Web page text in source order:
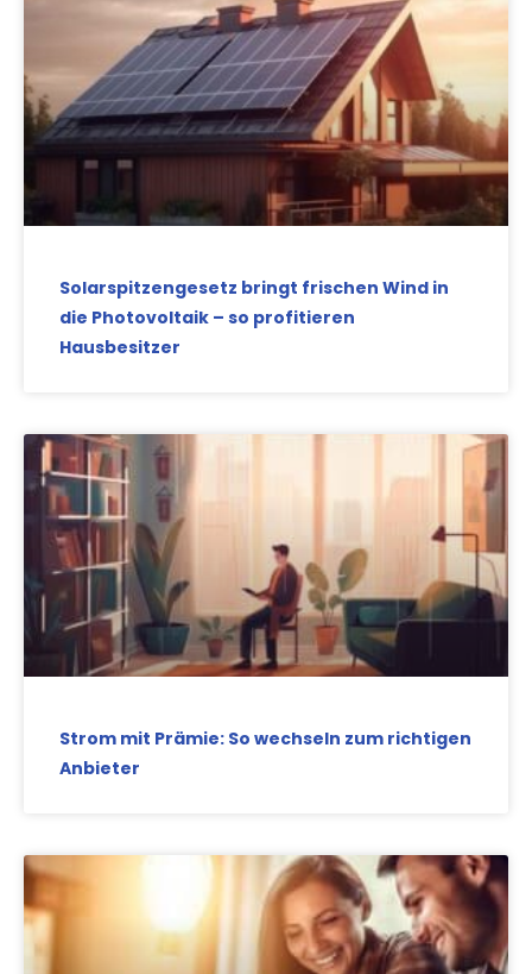
Solarspitzengesetz bringt frischen Wind in
die Photovoltaik – so profitieren
Hausbesitzer
Strom mit Prämie: So wechseln zum richtigen
Anbieter